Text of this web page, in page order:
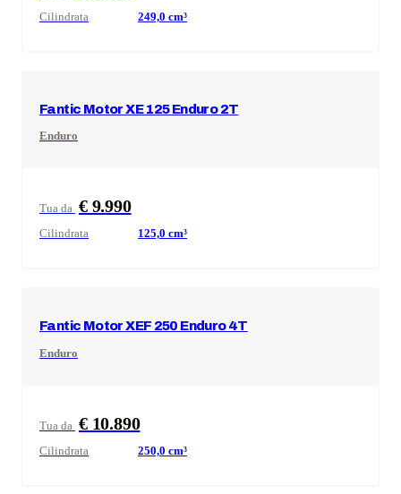
Cilindrata 249,0 cm³
Fantic MotorXE 125 Enduro 2T
Enduro
Tua da € 9.990
Cilindrata 125,0 cm³
Fantic MotorXEF 250 Enduro 4T
Enduro
Tua da € 10.890
Cilindrata 250,0 cm³